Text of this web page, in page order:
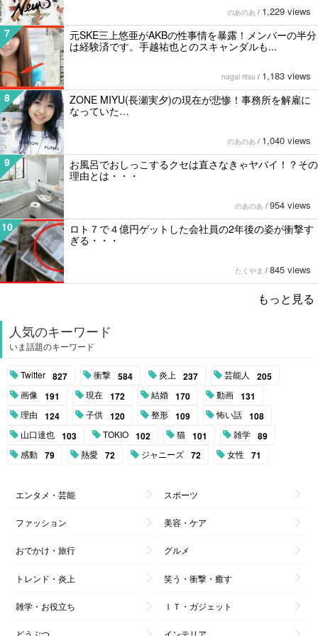
のあのあ / 1,229 views
7
元SKE三上悠亜がAKBの性事情を暴露！メンバーの半分
は経験済です。手越祐也とのスキャンダルも...
nagai ritsu / 1,183 views
8
ZONE MIYU(長瀬実夕)の現在が悲惨！事務所を解雇に
なっていた…
のあのあ / 1,040 views
9
お風呂でおしっこするクセは直さなきゃヤバイ！？その
理由とは・・・
のあのあ / 954 views
10
ロト７で４億円ゲットした会社員の2年後の姿が衝撃す
ぎる・・・
たくやま / 845 views
もっと見る
人気のキーワード
いま話題のキーワード
Twitter 827 衝撃 584 炎上 237 芸能人 205
画像 191 現在 172 結婚 170 動画 131
理由 124 子供 120 整形 109 怖い話 108
山口達也 103 TOKIO 102 猫 101 雑学 89
感動 79 熱愛 72 ジャニーズ 72 女性 71
エンタメ・芸能 スポーツ
ファッション 美容・ケア
おでかけ・旅行 グルメ
トレンド・炎上 笑う・衝撃・癒す
雑学・お役立ち ＩＴ・ガジェット